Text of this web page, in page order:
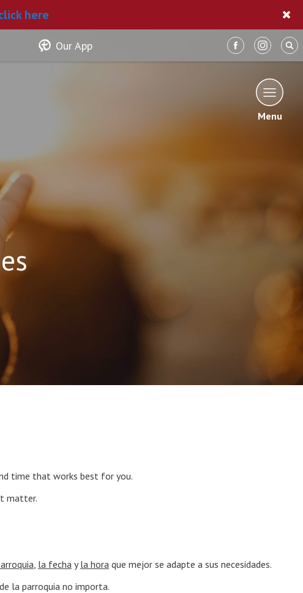
Our App
Menu
time that works best for you.
matter.
, la fecha yla hora que mejor se adapte a sus necesidades.
la parroquia no importa.
here